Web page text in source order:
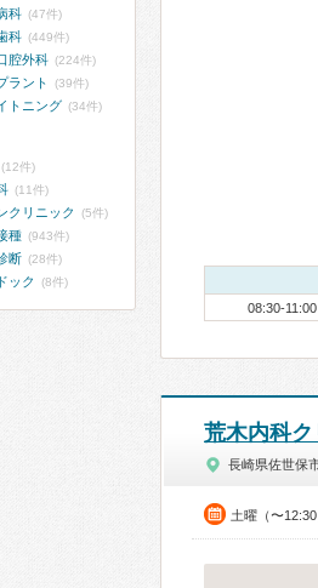
08:30-11:00
荒木内科ク
長崎県佐世保
土曜（〜12:30
科 (47件)
科 (449件)
腔外科 (224件)
ラント (39件)
トニング (34件)
(12件)
(11件)
クリニック (5件)
種 (943件)
断 (28件)
ック (8件)